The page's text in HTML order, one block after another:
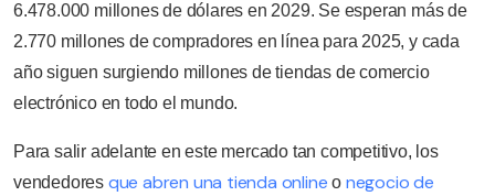
6.478.000 millones de dólares en 2029. Se esperan más de
2.770 millones de compradores en línea para 2025, y cada
año siguen surgiendo millones de tiendas de comercio
electrónico en todo el mundo.
Para salir adelante en este mercado tan competitivo, los
vendedores que abren una tienda online o negocio de